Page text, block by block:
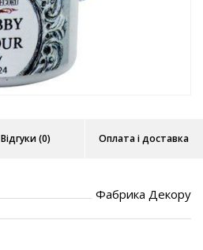
Відгуки (0) Оплата і доставка
Фабрика Декору